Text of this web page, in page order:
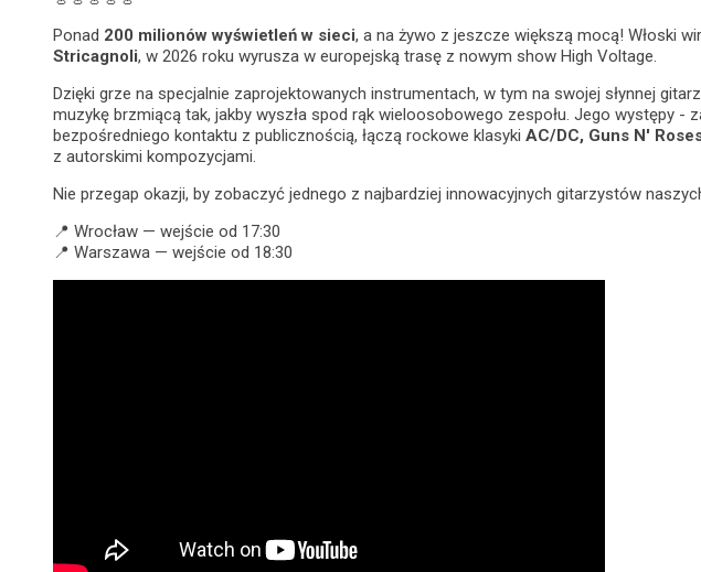
Ponad 200 milionów wyświetleń w sieci, a na żywo z jeszcze większą mocą! Włoski
Stricagnoli, w 2026 roku wyrusza w europejską trasę z nowym show High Voltage.
Dzięki grze na specjalnie zaprojektowanych instrumentach, w tym na swojej słynnej
muzykę brzmiącą tak, jakby wyszła spod rąk wieloosobowego zespołu. Jego występy -
bezpośredniego kontaktu z publicznością, łączą rockowe klasyki AC/DC, Guns N'
z autorskimi kompozycjami.
Nie przegap okazji, by zobaczyć jednego z najbardziej innowacyjnych gitarzystów
📍 Wrocław — wejście od 17:30
📍 Warszawa — wejście od 18:30